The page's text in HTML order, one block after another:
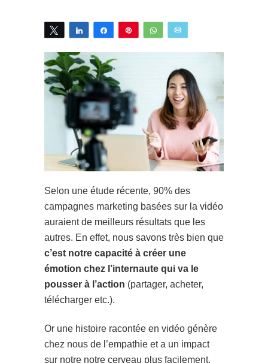
Tweetez Partagez Partagez Épingle WhatsApp
Selon une étude récente, 90% des
campagnes marketing basées sur la vidéo
auraient de meilleurs résultats que les
autres. En effet, nous savons très bien que
c’est notre capacité à créer une
émotion chez l’internaute qui va le
pousser à l’action (partager, acheter,
télécharger etc.).
Or une histoire racontée en vidéo génère
chez nous de l’empathie et a un impact
sur notre notre cerveau plus facilement.